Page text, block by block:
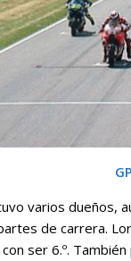
varios dueños,
de carrera.
ser 6.º.